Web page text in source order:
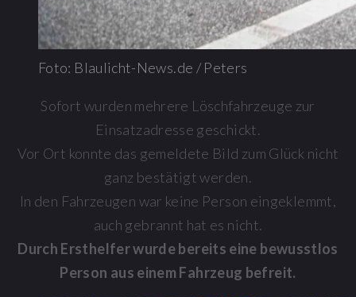
Foto: Blaulicht-News.de / Peters
Sofort wurden mehrere Löschfahrzeuge zur
Einsatzadresse geschickt.
Vor Ort konnte das gemeldete Bild zum Glück nicht
ganz bestätigt werden.
In den Fahrzeugen war keine Person eingeklemmt,
auch gebrannt hat es nicht.
Durch Ersthelfer wurde bereits eine bewusstlos
Person aus einem Fahrzeug befreit.